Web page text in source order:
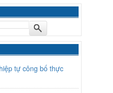
tự công bố thực